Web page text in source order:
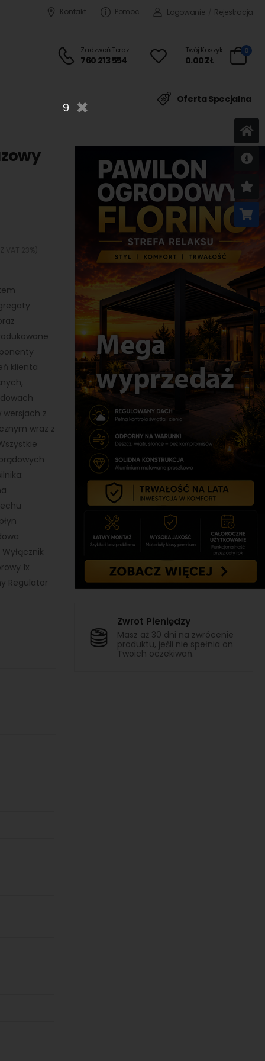
8 ×
Kontakt Pomoc Logowanie Rejestracja
Zadzwoń Teraz:
760 213 554
Twój Koszyk:
0.00 ZŁ
0
Oferta Specjalna
Zwrot Pieniędzy
Masz aż 30 dni na zwrócenie
produktu, jeśli nie spełnia on
Twoich oczekiwań.
klienta
z
wraz z
1x
Regulator